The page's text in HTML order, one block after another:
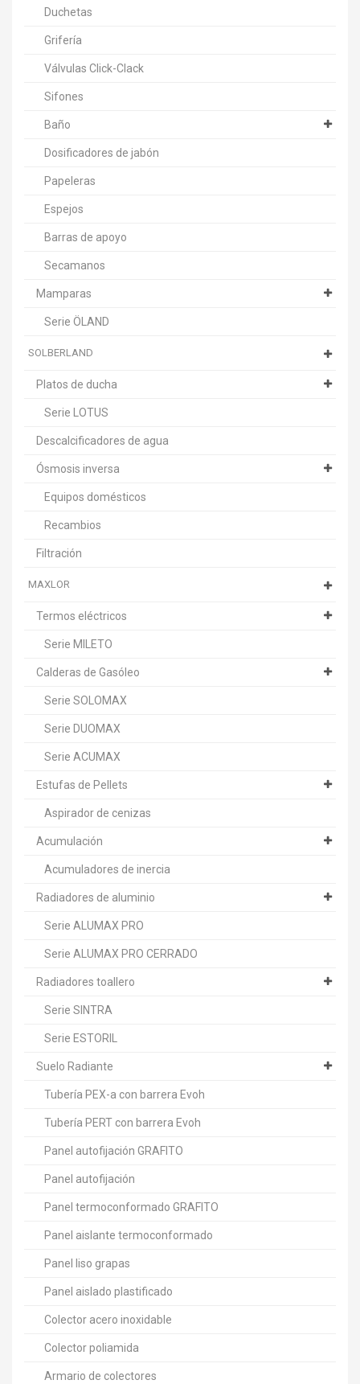
Duchetas
Grifería
Válvulas Click-Clack
Sifones
Baño
Dosificadores de jabón
Papeleras
Espejos
Barras de apoyo
Secamanos
Mamparas
Serie ÖLAND
SOLBERLAND
Platos de ducha
Serie LOTUS
Descalcificadores de agua
Ósmosis inversa
Equipos domésticos
Recambios
Filtración
MAXLOR
Termos eléctricos
Serie MILETO
Calderas de Gasóleo
Serie SOLOMAX
Serie DUOMAX
Serie ACUMAX
Estufas de Pellets
Aspirador de cenizas
Acumulación
Acumuladores de inercia
Radiadores de aluminio
Serie ALUMAX PRO
Serie ALUMAX PRO CERRADO
Radiadores toallero
Serie SINTRA
Serie ESTORIL
Suelo Radiante
Tubería PEX-a con barrera Evoh
Tubería PERT con barrera Evoh
Panel autofijación GRAFITO
Panel autofijación
Panel termoconformado GRAFITO
Panel aislante termoconformado
Panel liso grapas
Panel aislado plastificado
Colector acero inoxidable
Colector poliamida
Armario de colectores